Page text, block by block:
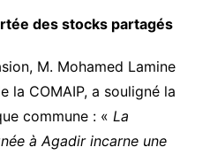
des stocks partagés
M. Mohamed Lamine
la COMAIP, a souligné la
commune : « La
à Agadir incarne une